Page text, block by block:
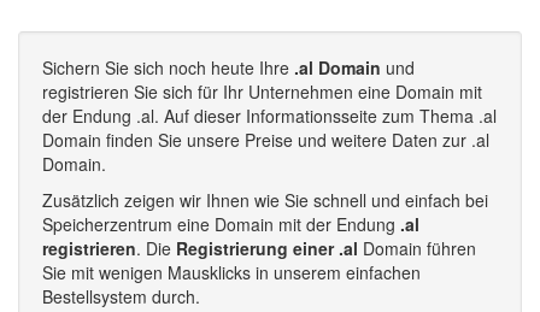
Sichern Sie sich noch heute Ihre .al Domain und
registrieren Sie sich für Ihr Unternehmen eine Domain mit
der Endung .al. Auf dieser Informationsseite zum Thema .al
Domain finden Sie unsere Preise und weitere Daten zur .al
Domain.
Zusätzlich zeigen wir Ihnen wie Sie schnell und einfach bei
Speicherzentrum eine Domain mit der Endung .al
registrieren. Die Registrierung einer .al Domain führen
Sie mit wenigen Mausklicks in unserem einfachen
Bestellsystem durch.